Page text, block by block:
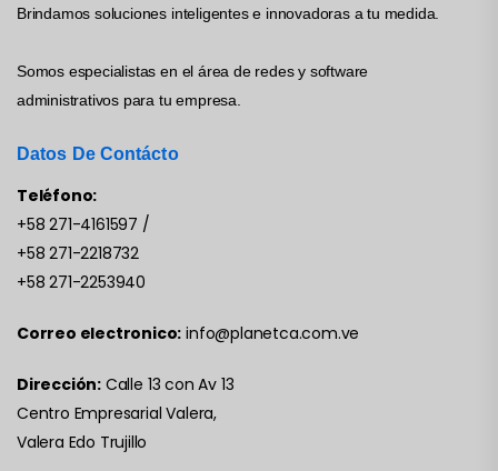
Brindamos soluciones inteligentes e innovadoras a tu medida.
Somos especialistas en el área de redes y software
administrativos para tu empresa.
Datos De Contácto
Teléfono:
+58 271-4161597 /
+58 271-2218732
+58 271-2253940
Correo electronico: info@planetca.com.ve
Dirección: Calle 13 con Av 13
Centro Empresarial Valera,
Valera Edo Trujillo